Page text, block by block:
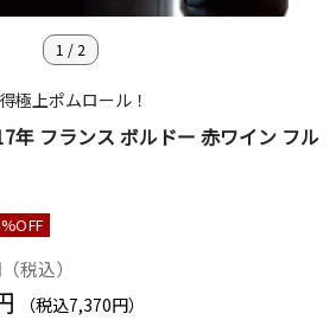
1 / 2
極上ポムロール！
年 フランス ボルドー 赤ワイン フル
%OFF
税込）
（税込7,370円）